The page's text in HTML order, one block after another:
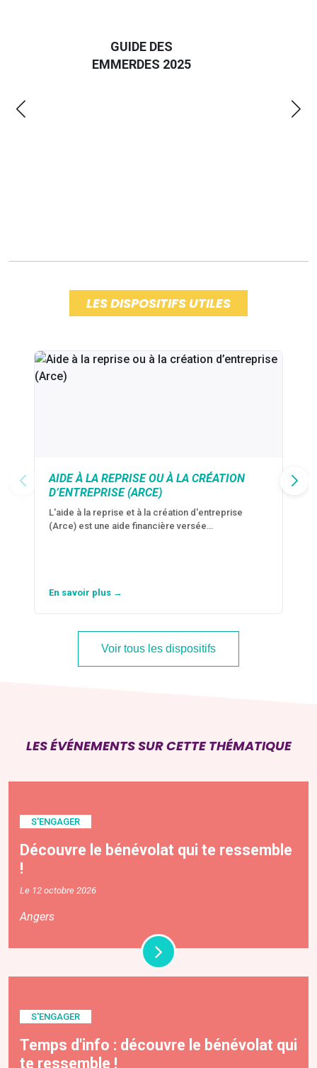
GUIDE DES
EMMERDES 2025
LES DISPOSITIFS UTILES
AIDE À LA REPRISE OU À LA CRÉATION
D’ENTREPRISE (ARCE)
L'aide à la reprise et à la création d'entreprise
(Arce) est une aide financière versée…
En savoir plus →
Voir tous les dispositifs
LES ÉVÉNEMENTS SUR CETTE THÉMATIQUE
S'ENGAGER
Découvre le bénévolat qui te ressemble
!
Le 12 octobre 2026
Angers
S'ENGAGER
Temps d'info : découvre le bénévolat qui
te ressemble !